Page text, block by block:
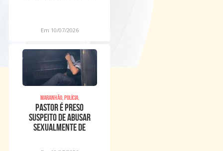
Em 10/07/2026
Maranhão, Polícia,
Pastor é preso
suspeito de abusar
sexualmente de